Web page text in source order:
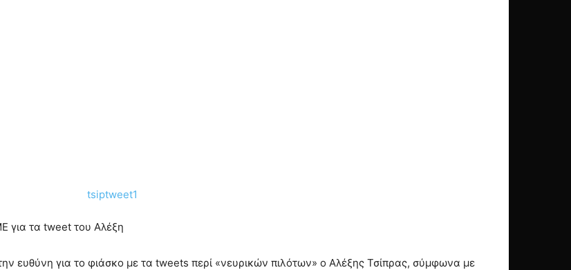
για τα tweet του Αλέξη
ευθύνη για το φιάσκο με τα tweets περί «νευρικών πιλότων» ο Αλέξης Τσίπρας, σύμφωνα με